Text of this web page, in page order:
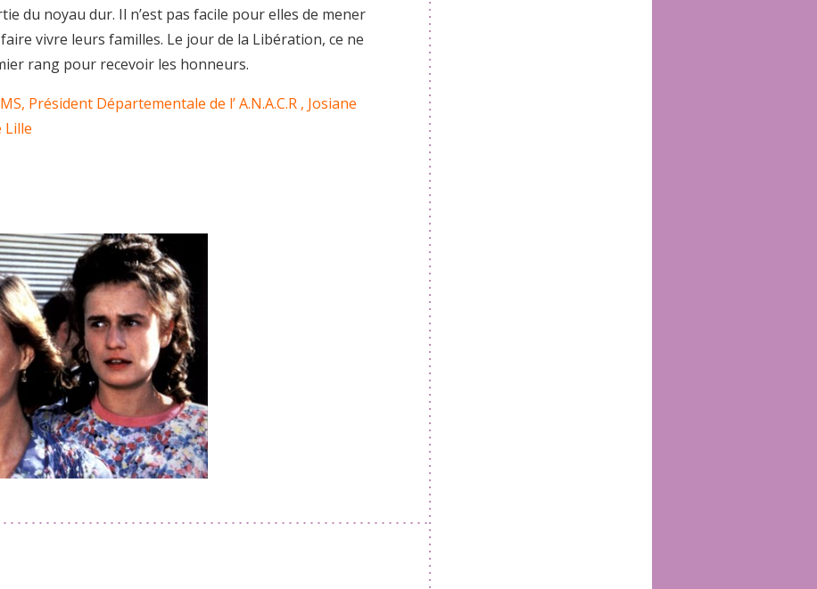
du noyau dur. Il n’est pas facile pour elles de mener
vivre leurs familles. Le jour de la Libération, ce ne
rang pour recevoir les honneurs.
Président Départementale de l’ A.N.A.C.R , Josiane
Lille